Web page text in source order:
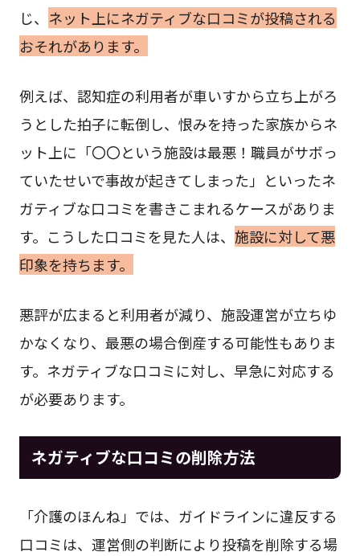
じ、 ネット上にネガティブな口コミが投稿される
おそれがあります。
例えば、認知症の利用者が車いすから立ち上がろ
うとした拍子に転倒し、恨みを持った家族からネ
ット上に「〇〇という施設は最悪！職員がサボっ
ていたせいで事故が起きてしまった」といったネ
ガティブな口コミを書きこまれるケースがありま
す。こうした口コミを見た人は、 施設に対して悪
印象を持ちます。
悪評が広まると利用者が減り、施設運営が立ちゆ
かなくなり、最悪の場合倒産する可能性もありま
す。ネガティブな口コミに対し、早急に対応する
が必要あります。
ネガティブな口コミの削除方法
「介護のほんね」では、ガイドラインに違反する
口コミは、運営側の判断により投稿を削除する場